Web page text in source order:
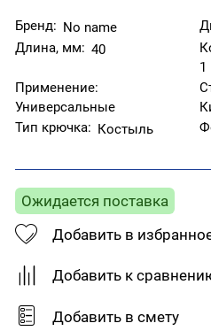
Бренд: No name
Длина, мм: 40
1
Применение:
Универсальные
Тип крючка: Костыль
Ожидается поставка
Добавить в
Добавить к
Добавить в смету